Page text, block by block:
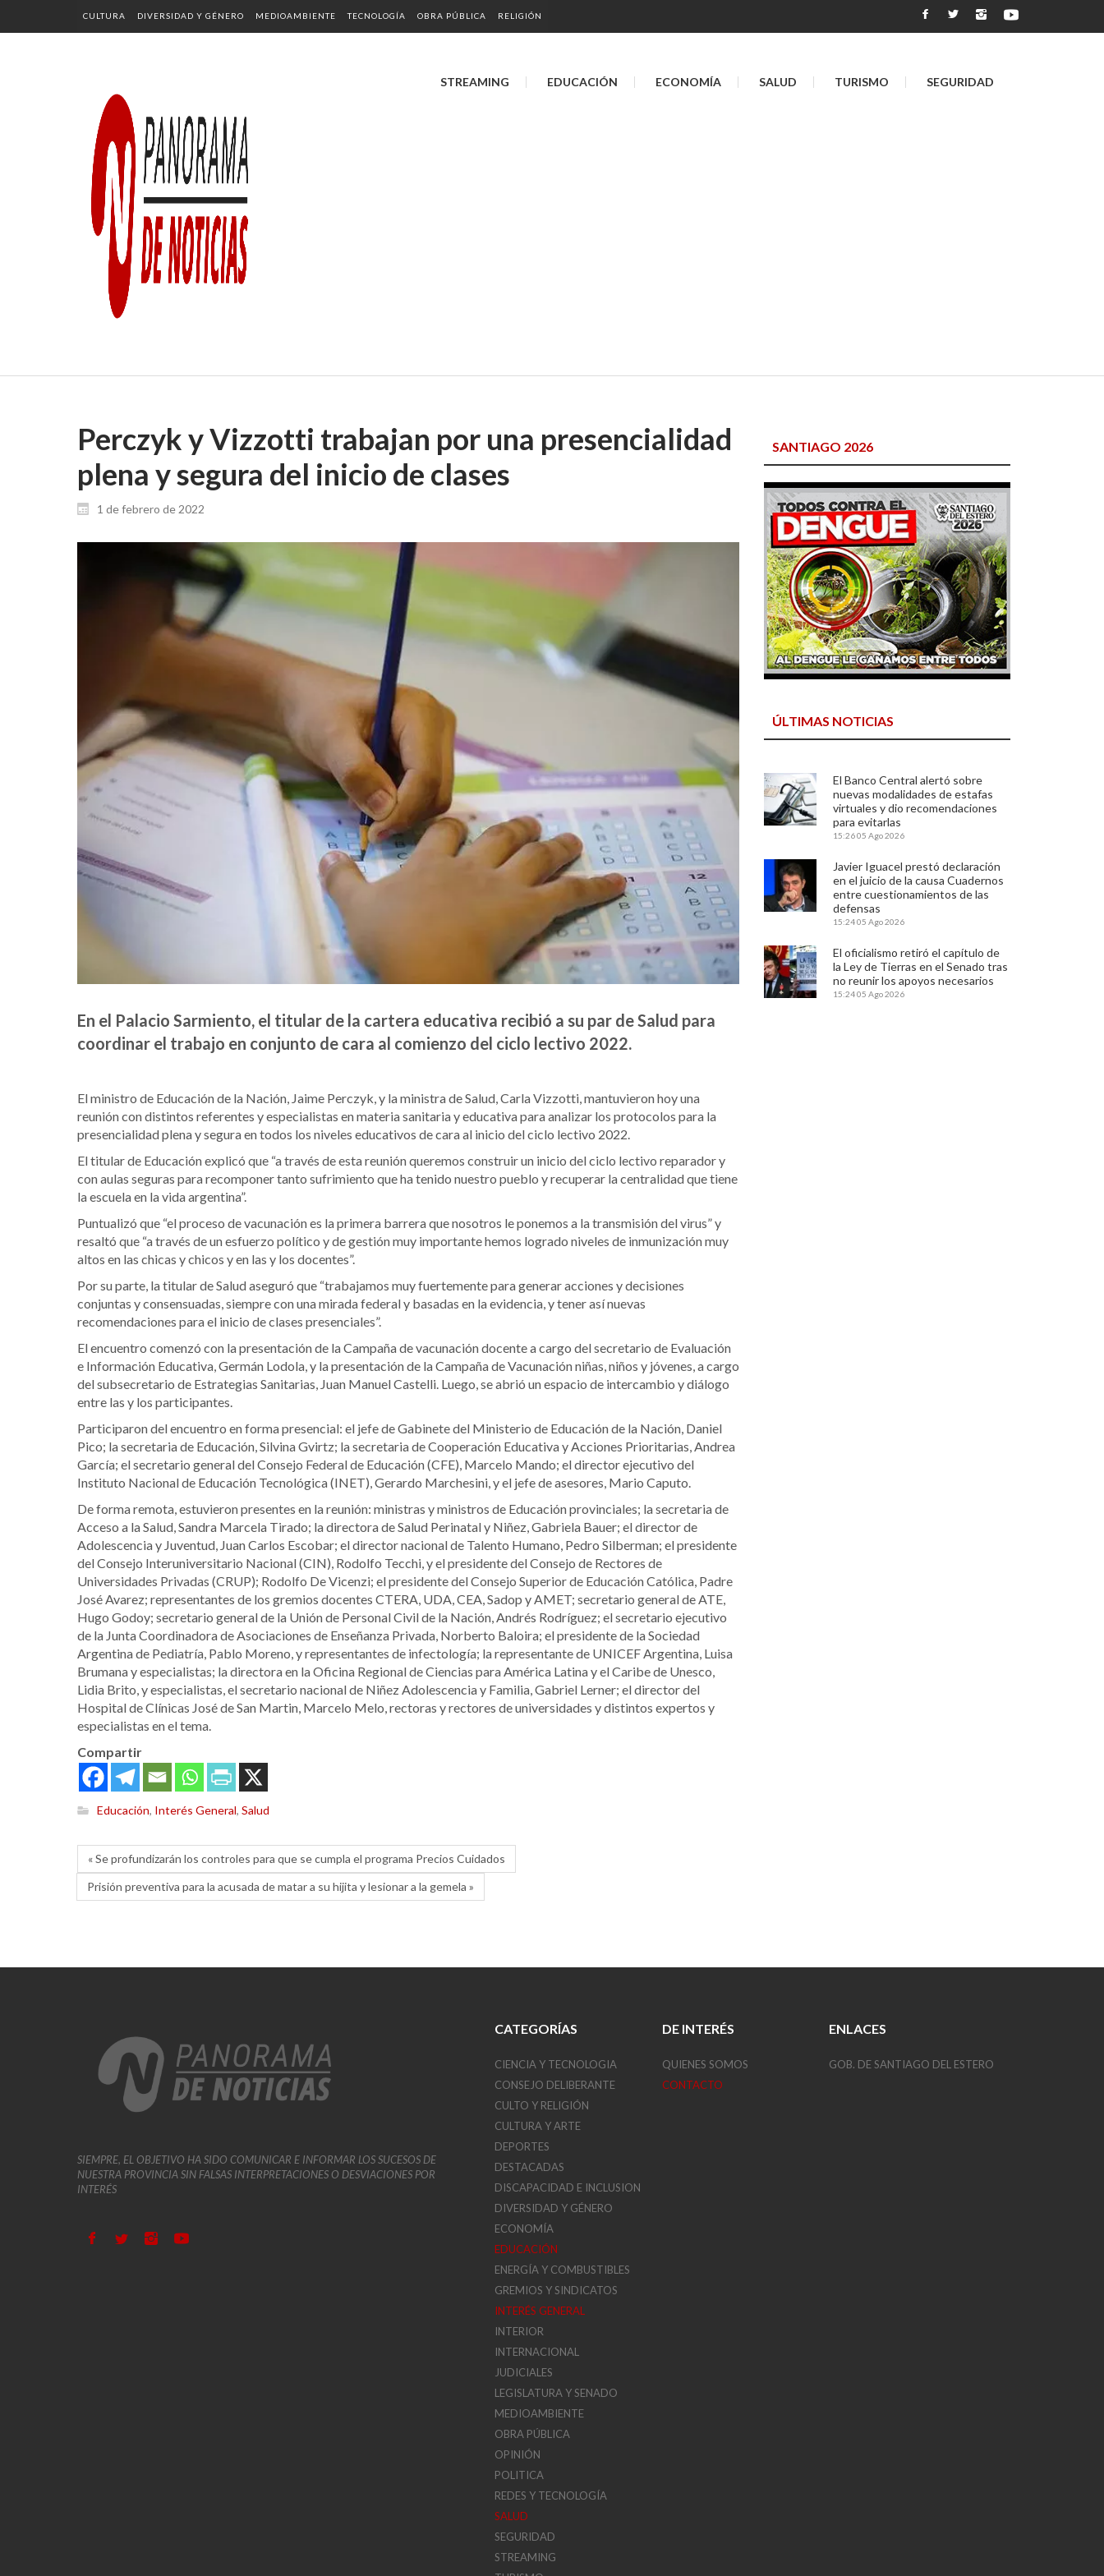
CULTURA DIVERSIDAD Y GÉNERO MEDIOAMBIENTE TECNOLOGÍA OBRA PÚBLICA RELIGIÓN
STREAMING EDUCACIÓN ECONOMÍA SALUD TURISMO SEGURIDAD
Perczyk y Vizzotti trabajan por una presencialidad
plena y segura del inicio de clases
1 de febrero de 2022
En el Palacio Sarmiento, el titular de la cartera educativa recibió a su par de Salud para
coordinar el trabajo en conjunto de cara al comienzo del ciclo lectivo 2022.
El ministro de Educación de la Nación, Jaime Perczyk, y la ministra de Salud, Carla Vizzotti, mantuvieron hoy una
reunión con distintos referentes y especialistas en materia sanitaria y educativa para analizar los protocolos para la
presencialidad plena y segura en todos los niveles educativos de cara al inicio del ciclo lectivo 2022.
El titular de Educación explicó que “a través de esta reunión queremos construir un inicio del ciclo lectivo reparador y
con aulas seguras para recomponer tanto sufrimiento que ha tenido nuestro pueblo y recuperar la centralidad que tiene
la escuela en la vida argentina”.
Puntualizó que “el proceso de vacunación es la primera barrera que nosotros le ponemos a la transmisión del virus” y
resaltó que “a través de un esfuerzo político y de gestión muy importante hemos logrado niveles de inmunización muy
altos en las chicas y chicos y en las y los docentes”.
Por su parte, la titular de Salud aseguró que “trabajamos muy fuertemente para generar acciones y decisiones
conjuntas y consensuadas, siempre con una mirada federal y basadas en la evidencia, y tener así nuevas
recomendaciones para el inicio de clases presenciales”.
El encuentro comenzó con la presentación de la Campaña de vacunación docente a cargo del secretario de Evaluación
e Información Educativa, Germán Lodola, y la presentación de la Campaña de Vacunación niñas, niños y jóvenes, a cargo
del subsecretario de Estrategias Sanitarias, Juan Manuel Castelli. Luego, se abrió un espacio de intercambio y diálogo
entre las y los participantes.
Participaron del encuentro en forma presencial: el jefe de Gabinete del Ministerio de Educación de la Nación, Daniel
Pico; la secretaria de Educación, Silvina Gvirtz; la secretaria de Cooperación Educativa y Acciones Prioritarias, Andrea
García; el secretario general del Consejo Federal de Educación (CFE), Marcelo Mando; el director ejecutivo del
Instituto Nacional de Educación Tecnológica (INET), Gerardo Marchesini, y el jefe de asesores, Mario Caputo.
De forma remota, estuvieron presentes en la reunión: ministras y ministros de Educación provinciales; la secretaria de
Acceso a la Salud, Sandra Marcela Tirado; la directora de Salud Perinatal y Niñez, Gabriela Bauer; el director de
Adolescencia y Juventud, Juan Carlos Escobar; el director nacional de Talento Humano, Pedro Silberman; el presidente
del Consejo Interuniversitario Nacional (CIN), Rodolfo Tecchi, y el presidente del Consejo de Rectores de
Universidades Privadas (CRUP); Rodolfo De Vicenzi; el presidente del Consejo Superior de Educación Católica, Padre
José Avarez; representantes de los gremios docentes CTERA, UDA, CEA, Sadop y AMET; secretario general de ATE,
Hugo Godoy; secretario general de la Unión de Personal Civil de la Nación, Andrés Rodríguez; el secretario ejecutivo
de la Junta Coordinadora de Asociaciones de Enseñanza Privada, Norberto Baloira; el presidente de la Sociedad
Argentina de Pediatría, Pablo Moreno, y representantes de infectología; la representante de UNICEF Argentina, Luisa
Brumana y especialistas; la directora en la Oficina Regional de Ciencias para América Latina y el Caribe de Unesco,
Lidia Brito, y especialistas, el secretario nacional de Niñez Adolescencia y Familia, Gabriel Lerner; el director del
Hospital de Clínicas José de San Martin, Marcelo Melo, rectoras y rectores de universidades y distintos expertos y
especialistas en el tema.
Compartir
Educación, Interés General, Salud
« Se profundizarán los controles para que se cumpla el programa Precios Cuidados
Prisión preventiva para la acusada de matar a su hijita y lesionar a la gemela »
SANTIAGO 2026
ÚLTIMAS NOTICIAS
El Banco Central alertó sobre
nuevas modalidades de estafas
virtuales y dio recomendaciones
para evitarlas
15:2605 Ago 2026
Javier Iguacel prestó declaración
en el juicio de la causa Cuadernos
entre cuestionamientos de las
defensas
15:2405 Ago 2026
El oficialismo retiró el capítulo de
la Ley de Tierras en el Senado tras
no reunir los apoyos necesarios
15:2405 Ago 2026
SIEMPRE, EL OBJETIVO HA SIDO COMUNICAR E INFORMAR LOS SUCESOS DE
NUESTRA PROVINCIA SIN FALSAS INTERPRETACIONES O DESVIACIONES POR
INTERÉS
CATEGORÍAS
CIENCIA Y TECNOLOGIA
CONSEJO DELIBERANTE
CULTO Y RELIGIÓN
CULTURA Y ARTE
DEPORTES
DESTACADAS
DISCAPACIDAD E INCLUSION
DIVERSIDAD Y GÉNERO
ECONOMÍA
EDUCACIÓN
ENERGÍA Y COMBUSTIBLES
GREMIOS Y SINDICATOS
INTERÉS GENERAL
INTERIOR
INTERNACIONAL
JUDICIALES
LEGISLATURA Y SENADO
MEDIOAMBIENTE
OBRA PÚBLICA
OPINIÓN
POLITICA
REDES Y TECNOLOGÍA
SALUD
SEGURIDAD
STREAMING
DE INTERÉS
QUIENES SOMOS
CONTACTO
ENLACES
GOB. DE SANTIAGO DEL ESTERO